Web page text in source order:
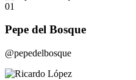
01
Pepe del Bosque
@pepedelbosque